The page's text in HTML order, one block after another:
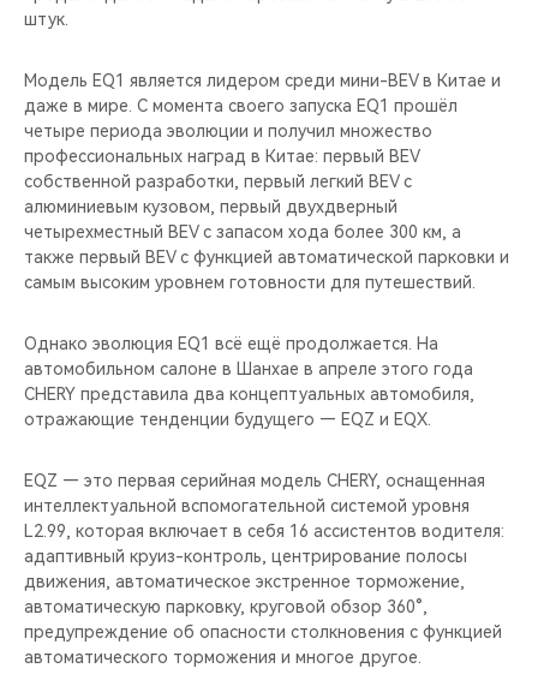
штук.
Модель EQ1 является лидером среди мини-BEV в Китае и
даже в мире. С момента своего запуска EQ1 прошёл
четыре периода эволюции и получил множество
профессиональных наград в Китае: первый BEV
собственной разработки, первый легкий BEV с
алюминиевым кузовом, первый двухдверный
четырехместный BEV с запасом хода более 300 км, а
также первый BEV с функцией автоматической парковки и
самым высоким уровнем готовности для путешествий.
Однако эволюция EQ1 всё ещё продолжается. На
автомобильном салоне в Шанхае в апреле этого года
CHERY представила два концептуальных автомобиля,
отражающие тенденции будущего — EQZ и EQX.
EQZ — это первая серийная модель CHERY, оснащенная
интеллектуальной вспомогательной системой уровня
L2.99, которая включает в себя 16 ассистентов водителя:
адаптивный круиз-контроль, центрирование полосы
движения, автоматическое экстренное торможение,
автоматическую парковку, круговой обзор 360°,
предупреждение об опасности столкновения с функцией
автоматического торможения и многое другое.